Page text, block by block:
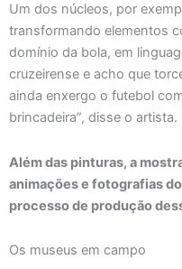
Um dos núcleos, por
transformando elementos
domínio da bola, em
cruzeirense e acho que
ainda enxergo o futebol
brincadeira”, disse o artista.
Além das pinturas, a
animações e fotografias
processo de produção
Os museus em campo